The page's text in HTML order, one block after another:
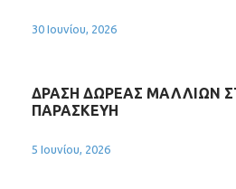
30 Ιουνίου, 2026
ΔΡΑΣΗ ΔΩΡΕΑΣ ΜΑΛΛΙΩΝ
ΠΑΡΑΣΚΕΥΗ
5 Ιουνίου, 2026